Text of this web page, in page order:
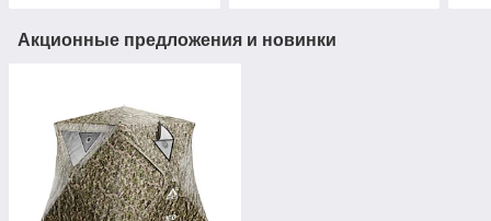
Акционные предложения и новинки